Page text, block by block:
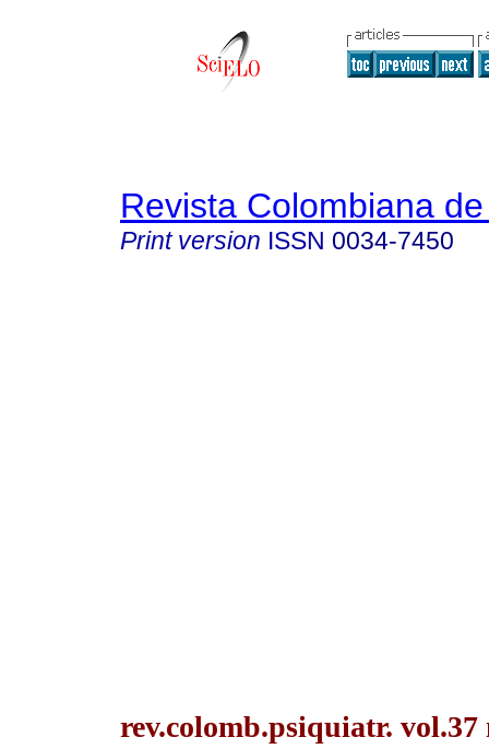
Revista Colombiana
Print version ISSN 0034-7450
rev.colomb.psiquiatr. vol.37